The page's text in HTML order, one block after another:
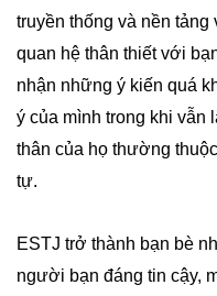
truyền thống và nền
quan hệ thân thiết với
nhận những ý kiến quá
ý của mình trong khi vẫn
thân của họ thường
tự.
ESTJ trở thành bạn bè
người bạn đáng tin cậy,